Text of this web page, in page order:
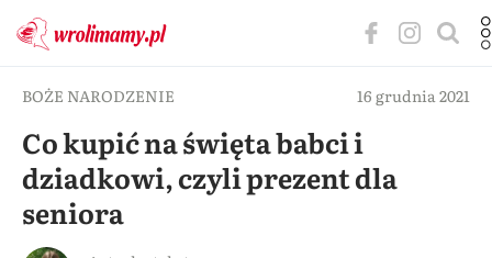
BOŻE NARODZENIE 16 grudnia 2021
Co kupić na święta babci i
dziadkowi, czyli prezent dla
seniora